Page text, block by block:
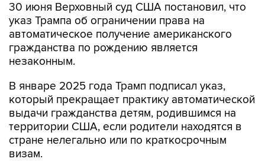
30 июня Верховный суд США постановил, что
указ Трампа об ограничении права на
автоматическое получение американского
гражданства по рождению является
незаконным.
В январе 2025 года Трамп подписал указ,
который прекращает практику автоматической
выдачи гражданства детям, родившимся на
территории США, если родители находятся в
стране нелегально или по краткосрочным
визам.